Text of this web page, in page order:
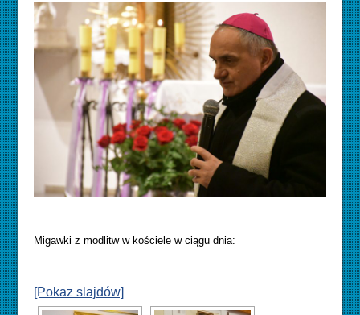
Migawki z modlitw w kościele w ciągu dnia:
[Pokaz slajdów]